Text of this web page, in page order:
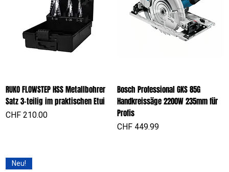
RUKO FLOWSTEP HSS Metallbohrer
Satz 3-teilig im praktischen Etui
Preis
CHF 210.00
Bosch Professional GKS 85G
Handkreissäge 2200W 235mm für
Profis
Preis
CHF 449.99
Neu!